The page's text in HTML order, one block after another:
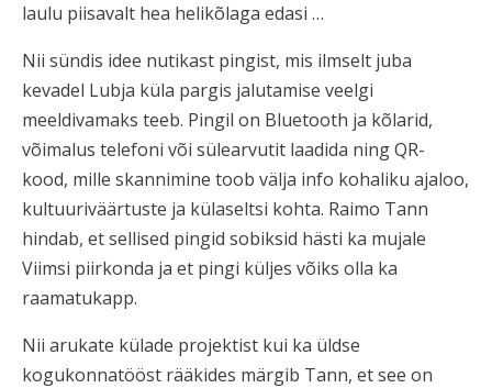
laulu piisavalt hea helikõlaga edasi …
Nii sündis idee nutikast pingist, mis ilmselt juba
kevadel Lubja küla pargis jalutamise veelgi
meeldivamaks teeb. Pingil on Bluetooth ja kõlarid,
võimalus telefoni või sülearvutit laadida ning QR-
kood, mille skannimine toob välja info kohaliku ajaloo,
kultuuriväärtuste ja külaseltsi kohta. Raimo Tann
hindab, et sellised pingid sobiksid hästi ka mujale
Viimsi piirkonda ja et pingi küljes võiks olla ka
raamatukapp.
Nii arukate külade projektist kui ka üldse
kogukonnatööst rääkides märgib Tann, et see on